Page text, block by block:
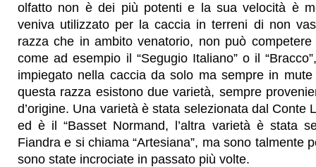
olfatto non è dei più potenti e la sua velocità è
veniva utilizzato per la caccia in terreni di non
razza che in ambito venatorio, non può
come ad esempio il “Segugio Italiano” o il
impiegato nella caccia da solo ma sempre in
questa razza esistono due varietà, sempre
d’origine. Una varietà è stata selezionata dal Conte
ed è il “Basset Normand, l’altra varietà è stata
Fiandra e si chiama “Artesiana”, ma sono talmente
sono state incrociate in passato più volte.